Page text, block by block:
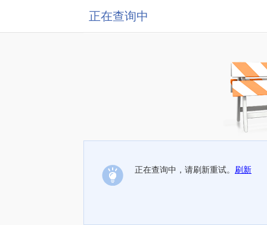
正在查询中
正在查询中，请刷新重试。 刷新